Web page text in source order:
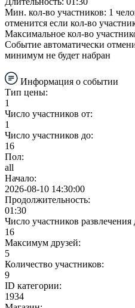
Мин. кол-во участников: 1
отменится если кол-во
Максимальное кол-во
Событие автоматически
минимум не будет набран
Информация о событии
Тип цены:
1
Число участников от:
1
Число участников до:
16
Пол:
all
Начало:
2026-08-10 14:30:00
Продолжительность:
01:30
Число участников развлечения
16
Максимум друзей:
5
Количество участников:
9
ID категории:
1934